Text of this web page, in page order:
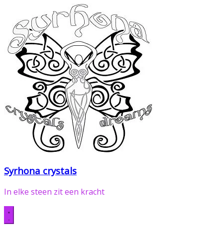
Syrhona crystals
In elke steen zit een kracht